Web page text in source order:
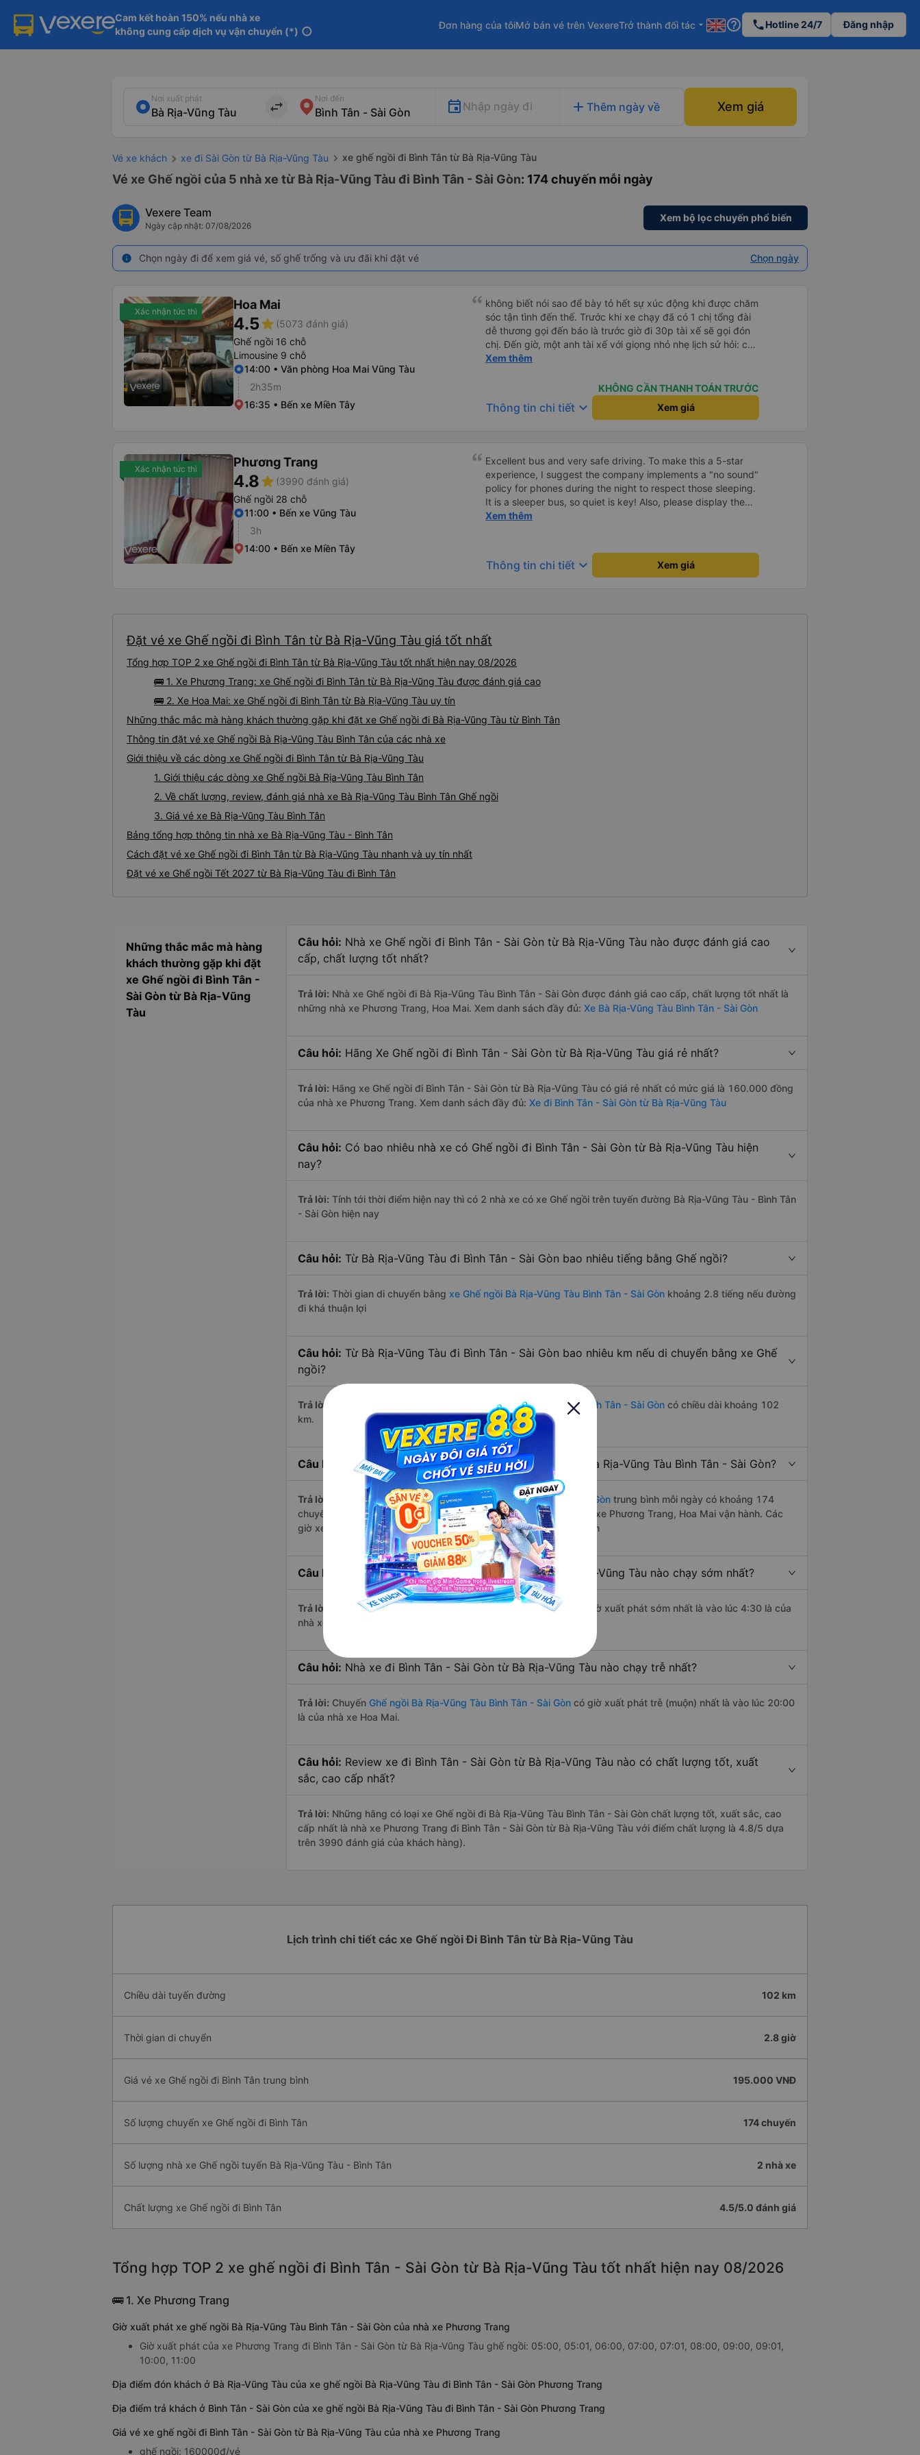
Cam kết hoàn 150% nếu nhà xe
không cung cấp dịch vụ vận chuyển (*) info
Đơn hàng của tôiMở bán vé trên VexereTrở thành đối tác arrow_drop_down help_outline phoneHotline 24/7 Đăng nhập
Nơi xuất phát
import_export
Nơi đến
Nhập ngày đi add Thêm ngày về Xem giá
Vé xe khách xe đi Sài Gòn từ Bà Rịa-Vũng Tàu xe ghế ngồi đi Bình Tân từ Bà Rịa-Vũng Tàu
Vé xe Ghế ngồi của 5 nhà xe từ Bà Rịa-Vũng Tàu đi Bình Tân - Sài Gòn: 174 chuyến mỗi ngày
Vexere Team
Ngày cập nhật: 07/08/2026
Xem bộ lọc chuyến phổ biến
info Chọn ngày đi để xem giá vé, số ghế trống và ưu đãi khi đặt vé Chọn ngày
Xác nhận tức thì Hoa Mai
4.5star (5073 đánh giá)
Ghế ngồi 16 chỗ
Limousine 9 chỗ
14:00 • Văn phòng Hoa Mai Vũng Tàu
2h35m
16:35 • Bến xe Miền Tây
không biết nói sao để bày tỏ hết sự xúc động khi được chăm
sóc tận tình đến thế. Trước khi xe chạy đã có 1 chị tổng đài
dễ thương gọi đến báo là trước giờ đi 30p tài xế sẽ gọi đón
chị. Đến giờ, một anh tài xế với giọng nhỏ nhẹ lịch sử hỏi: chị
ở chỗ nào e đến đón. Tuy đường hơi đông nhưng anh tài xế
khác trên xe nhưng xe lại đi rất êm, không dằn sốc gì hết.
Mình để ý lần nào gọi khách anh tài xế cũng với cái giọng
nhỏ nhẹ đó đón khách, không như các xe khác mình từng đi.
Xem thêm
KHÔNG CẦN THANH TOÁN TRƯỚC
Thông tin chi tiết keyboard_arrow_down Xem giá
Xác nhận tức thì Phương Trang
4.8star (3990 đánh giá)
Ghế ngồi 28 chỗ
11:00 • Bến xe Vũng Tàu
3h
14:00 • Bến xe Miền Tây
Excellent bus and very safe driving. To make this a 5-star
experience, I suggest the company implements a "no sound"
policy for phones during the night to respect those sleeping.
It is a sleeper bus, so quiet is key! Also, please display the
Wi-Fi password clearly inside the cabin for convenience. I
hơn, tôi góp ý nhà xe nên có quy định rõ ràng về việc giữ im
lặng (tắt âm thanh điện thoại) vào ban đêm để tránh làm
Tôi vẫn sẽ tiếp tục ủng hộ nhà xe trong tương lai!
Xem thêm
Thông tin chi tiết keyboard_arrow_down Xem giá
Đặt vé xe Ghế ngồi đi Bình Tân từ Bà Rịa-Vũng Tàu giá tốt nhất
Tổng hợp TOP 2 xe Ghế ngồi đi Bình Tân từ Bà Rịa-Vũng Tàu tốt nhất hiện nay 08/2026
🚌 1. Xe Phương Trang: xe Ghế ngồi đi Bình Tân từ Bà Rịa-Vũng Tàu được đánh giá cao
🚌 2. Xe Hoa Mai: xe Ghế ngồi đi Bình Tân từ Bà Rịa-Vũng Tàu uy tín
Những thắc mắc mà hàng khách thường gặp khi đặt xe Ghế ngồi đi Bà Rịa-Vũng Tàu từ Bình Tân
Thông tin đặt vé xe Ghế ngồi Bà Rịa-Vũng Tàu Bình Tân của các nhà xe
Giới thiệu về các dòng xe Ghế ngồi đi Bình Tân từ Bà Rịa-Vũng Tàu
1. Giới thiệu các dòng xe Ghế ngồi Bà Rịa-Vũng Tàu Bình Tân
2. Về chất lượng, review, đánh giá nhà xe Bà Rịa-Vũng Tàu Bình Tân Ghế ngồi
3. Giá vé xe Bà Rịa-Vũng Tàu Bình Tân
Bảng tổng hợp thông tin nhà xe Bà Rịa-Vũng Tàu - Bình Tân
Cách đặt vé xe Ghế ngồi đi Bình Tân từ Bà Rịa-Vũng Tàu nhanh và uy tín nhất
Đặt vé xe Ghế ngồi Tết 2027 từ Bà Rịa-Vũng Tàu đi Bình Tân
Những thắc mắc mà hàng
khách thường gặp khi đặt
xe Ghế ngồi đi Bình Tân -
Sài Gòn từ Bà Rịa-Vũng
Tàu
Câu hỏi: Nhà xe Ghế ngồi đi Bình Tân - Sài Gòn từ Bà Rịa-Vũng Tàu nào được đánh giá cao
cấp, chất lượng tốt nhất?
Trả lời: Nhà xe Ghế ngồi đi Bà Rịa-Vũng Tàu Bình Tân - Sài Gòn được đánh giá cao cấp, chất lượng tốt nhất là
những nhà xe Phương Trang, Hoa Mai. Xem danh sách đầy đủ: Xe Bà Rịa-Vũng Tàu Bình Tân - Sài Gòn
Câu hỏi: Hãng Xe Ghế ngồi đi Bình Tân - Sài Gòn từ Bà Rịa-Vũng Tàu giá rẻ nhất?
Trả lời: Hãng xe Ghế ngồi đi Bình Tân - Sài Gòn từ Bà Rịa-Vũng Tàu có giá rẻ nhất có mức giá là 160.000 đồng
của nhà xe Phương Trang. Xem danh sách đầy đủ: Xe đi Bình Tân - Sài Gòn từ Bà Rịa-Vũng Tàu
Câu hỏi: Có bao nhiêu nhà xe có Ghế ngồi đi Bình Tân - Sài Gòn từ Bà Rịa-Vũng Tàu hiện
nay?
Trả lời: Tính tới thời điểm hiện nay thì có 2 nhà xe có xe Ghế ngồi trên tuyến đường Bà Rịa-Vũng Tàu - Bình Tân
- Sài Gòn hiện nay
Câu hỏi: Từ Bà Rịa-Vũng Tàu đi Bình Tân - Sài Gòn bao nhiêu tiếng bằng Ghế ngồi?
Trả lời: Thời gian di chuyển bằng xe Ghế ngồi Bà Rịa-Vũng Tàu Bình Tân - Sài Gòn khoảng 2.8 tiếng nếu đường
đi khá thuận lợi
Câu hỏi: Từ Bà Rịa-Vũng Tàu đi Bình Tân - Sài Gòn bao nhiêu km nếu di chuyển bằng xe Ghế
ngồi?
Trả lời: xe Ghế ngồi đi Bà Rịa-Vũng Tàu Bình Tân - Sài Gòn có chiều dài khoảng 102
km.
Câu hỏi: Mỗi ngày có bao nhiêu chuyến xe Ghế ngồi đi Bà Rịa-Vũng Tàu Bình Tân - Sài Gòn?
Trả lời: Tuyến đườngxe Ghế ngồi Bà Rịa-Vũng Tàu Bình Tân - Sài Gòn trung bình mỗi ngày có khoảng 174
chuyến trên
Vexere.combắt đầu từ 4:30 đến 20:00 bởi 2 nhà xe: xe Phương Trang, Hoa Mai vận hành. Các
giờ xe chạy có đầy đủ cả ban ngày, buổi trưa, buổi chiều, ban đêm
Câu hỏi: Nhà xe Ghế ngồi đi Bình Tân - Sài Gòn từ Bà Rịa-Vũng Tàu nào chạy sớm nhất?
Trả lời: ChuyếnGhế ngồi Bà Rịa-Vũng Tàu Bình Tân - Sài Gòn
có giờ xuất phát sớm nhất là vào lúc 4:30 là của
nhà xe Hoa Mai.
Câu hỏi: Nhà xe đi Bình Tân - Sài Gòn từ Bà Rịa-Vũng Tàu nào chạy trễ nhất?
Trả lời: Chuyến Ghế ngồi Bà Rịa-Vũng Tàu Bình Tân - Sài Gòn có giờ xuất phát trễ (muộn) nhất là vào lúc 20:00
là của nhà xe Hoa Mai.
Câu hỏi: Review xe đi Bình Tân - Sài Gòn từ Bà Rịa-Vũng Tàu nào có chất lượng tốt, xuất
sắc, cao cấp nhất?
Trả lời: Những hãng có loại xe Ghế ngồi đi Bà Rịa-Vũng Tàu Bình Tân - Sài Gòn chất lượng tốt, xuất sắc, cao
cấp nhất là nhà xe Phương Trang đi Bình Tân - Sài Gòn từ Bà Rịa-Vũng Tàu với điểm chất lượng là 4.8/5 dựa
trên 3990 đánh giá của khách hàng).
Lịch trình chi tiết các xe Ghế ngồi Đi Bình Tân từ Bà Rịa-Vũng Tàu
Chiều dài tuyến đường 102 km
Thời gian di chuyển 2.8 giờ
Giá vé xe Ghế ngồi đi Bình Tân trung bình 195.000 VNĐ
Số lượng chuyến xe Ghế ngồi đi Bình Tân 174 chuyến
Số lượng nhà xe Ghế ngồi tuyến Bà Rịa-Vũng Tàu - Bình Tân 2 nhà xe
Chất lượng xe Ghế ngồi đi Bình Tân 4.5/5.0 đánh giá
Tổng hợp TOP 2 xe ghế ngồi đi Bình Tân - Sài Gòn từ Bà Rịa-Vũng Tàu tốt nhất hiện nay 08/2026
🚌 1. Xe Phương Trang
Giờ xuất phát xe ghế ngồi Bà Rịa-Vũng Tàu Bình Tân - Sài Gòn của nhà xe Phương Trang
Giờ xuất phát của xe Phương Trang đi Bình Tân - Sài Gòn từ Bà Rịa-Vũng Tàu ghế ngồi: 05:00, 05:01, 06:00, 07:00, 07:01, 08:00, 09:00, 09:01,
10:00, 11:00
Địa điểm đón khách ở Bà Rịa-Vũng Tàu của xe ghế ngồi Bà Rịa-Vũng Tàu đi Bình Tân - Sài Gòn Phương Trang
Địa điểm trả khách ở Bình Tân - Sài Gòn của xe ghế ngồi Bà Rịa-Vũng Tàu đi Bình Tân - Sài Gòn Phương Trang
Giá vé xe ghế ngồi đi Bình Tân - Sài Gòn từ Bà Rịa-Vũng Tàu của nhà xe Phương Trang
ghế ngồi: 160000đ/vé